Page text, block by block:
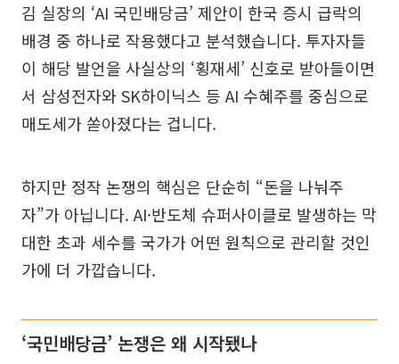
김 실장의 ‘AI 국민배당금’ 제안이 한국 증시 급락의
배경 중 하나로 작용했다고 분석했습니다. 투자자들
이 해당 발언을 사실상의 ‘횡재세’ 신호로 받아들이면
서 삼성전자와 SK하이닉스 등 AI 수혜주를 중심으로
매도세가 쏟아졌다는 겁니다.
하지만 정작 논쟁의 핵심은 단순히 “돈을 나눠주
자”가 아닙니다. AI·반도체 슈퍼사이클로 발생하는 막
대한 초과 세수를 국가가 어떤 원칙으로 관리할 것인
가에 더 가깝습니다.
‘국민배당금’ 논쟁은 왜 시작됐나